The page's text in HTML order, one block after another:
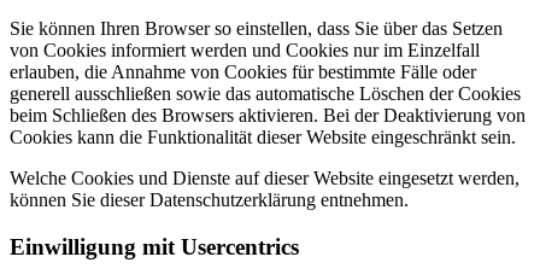
Sie können Ihren Browser so einstellen, dass Sie über das Setzen
von Cookies informiert werden und Cookies nur im Einzelfall
erlauben, die Annahme von Cookies für bestimmte Fälle oder
generell ausschließen sowie das automatische Löschen der Cookies
beim Schließen des Browsers aktivieren. Bei der Deaktivierung von
Cookies kann die Funktionalität dieser Website eingeschränkt sein.
Welche Cookies und Dienste auf dieser Website eingesetzt werden,
können Sie dieser Datenschutzerklärung entnehmen.
Einwilligung mit Usercentrics